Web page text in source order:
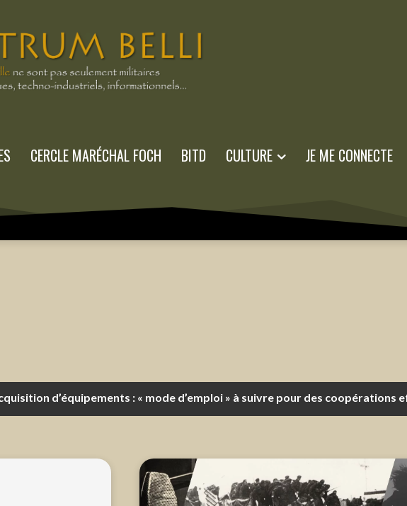
CERCLE MARÉCHAL FOCH BITD CULTURE JE ME CONNECTE
d’équipements : « mode d’emploi » à suivre pour des coopérations
Pour bâtir l’armée de Terre future : rester maître de la préparation de